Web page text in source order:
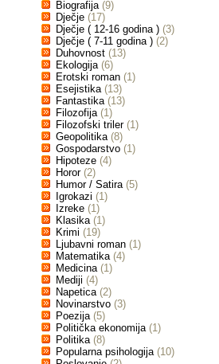
Biografija (9)
Dječje (17)
Dječje ( 12-16 godina ) (3)
Dječje ( 7-11 godina ) (2)
Duhovnost (13)
Ekologija (6)
Erotski roman (1)
Esejistika (13)
Fantastika (13)
Filozofija (1)
Filozofski triler (1)
Geopolitika (8)
Gospodarstvo (1)
Hipoteze (4)
Horor (2)
Humor / Satira (5)
Igrokazi (1)
Izreke (1)
Klasika (1)
Krimi (19)
Ljubavni roman (1)
Matematika (4)
Medicina (1)
Mediji (4)
Napetica (2)
Novinarstvo (3)
Poezija (5)
Politička ekonomija (1)
Politika (8)
Popularna psihologija (10)